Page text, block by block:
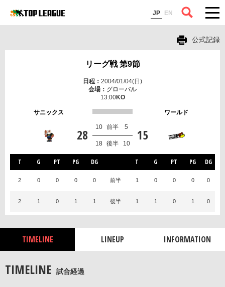
JP EN
コラム
公式記録
リーグ戦 第9節
2004/01/04(日)
グローバル
13:00
サニックス ワールド
28 15
前半
10 5
後半
18 10
T G PT PG DG T G PT PG DG
2 0 0 0 0 前半 1 0 0 0 0
2 1 0 1 1 後半 1 1 0 1 0
TIMELINE LINEUP INFORMATION
TIMELINE 試合経過